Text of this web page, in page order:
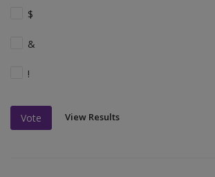
$
&
!
Vote View Results